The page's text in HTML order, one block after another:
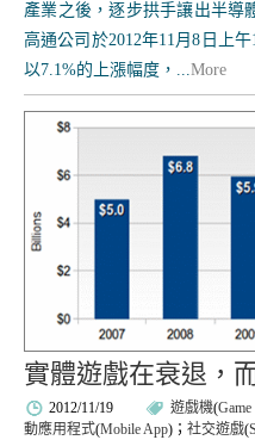
產業之後，逐步拱手讓出半導
高通公司於2012年11月8日上
以7.1%的上漲幅度，...More
實體遊戲在衰退，
2012/11/19 遊戲機(
動應用程式(Mobile App)； 社交遊戲(